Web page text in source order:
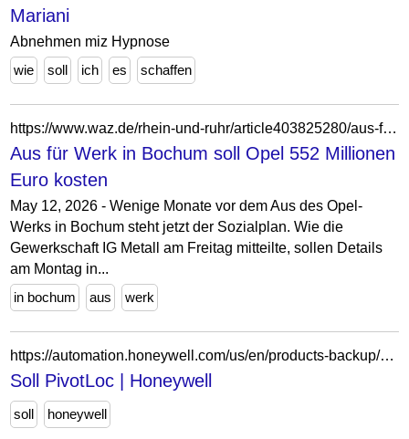
Mariani
Abnehmen miz Hypnose
wie
soll ich es schaffen
https://www.waz.de/rhein-und-ruhr/article403825280/aus-fuer-werk-in-bochum-soll-opel-552-millionen-euro-kosten.html
Aus für Werk in Bochum soll Opel 552 Millionen
Euro kosten
May 12, 2026 - Wenige Monate vor dem Aus des Opel-
Werks in Bochum steht jetzt der Sozialplan. Wie die
Gewerkschaft IG Metall am Freitag mitteilte, sollen Details
am Montag in...
in bochum
aus werk
https://automation.honeywell.com/us/en/products-backup/personal-protective-equipment/fall-protection/horizontal-lifeline-systems/soll-pivotloc
Soll PivotLoc | Honeywell
soll honeywell